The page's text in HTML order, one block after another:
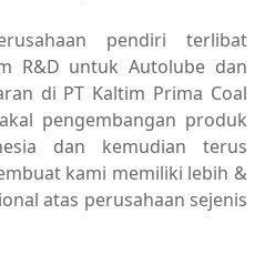
pendiri terlibat
R&D untuk Autolube dan
di PT Kaltim Prima Coal
pengembangan produk
dan kemudian terus
kami memiliki lebih &
atas perusahaan sejenis